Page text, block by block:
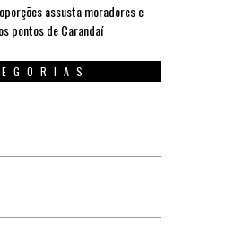
assusta moradores e
pontos de Carandaí